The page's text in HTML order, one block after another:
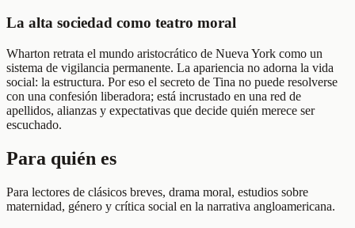
La alta sociedad como teatro moral
Wharton retrata el mundo aristocrático de Nueva York como un
sistema de vigilancia permanente. La apariencia no adorna la vida
social: la estructura. Por eso el secreto de Tina no puede resolverse
con una confesión liberadora; está incrustado en una red de
apellidos, alianzas y expectativas que decide quién merece ser
escuchado.
Para quién es
Para lectores de clásicos breves, drama moral, estudios sobre
maternidad, género y crítica social en la narrativa angloamericana.